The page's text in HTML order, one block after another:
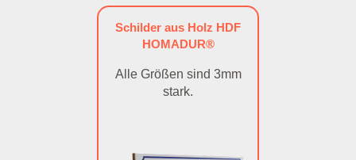
Schilder aus Holz HDF
HOMADUR®
Alle Größen sind 3mm
stark.